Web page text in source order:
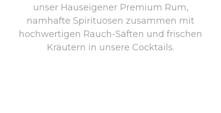
unser Hauseigener Premium Rum,
namhafte Spirituosen zusammen mit
hochwertigen Rauch-Säften und frischen
Kräutern in unsere Cocktails.